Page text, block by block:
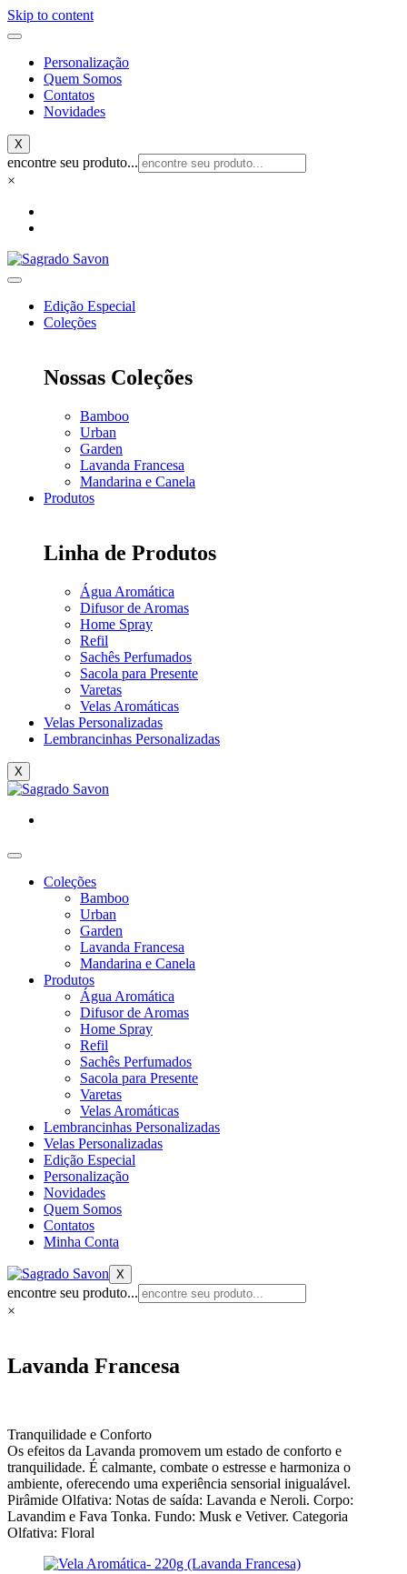
Skip to content
Personalização
Quem Somos
Contatos
Novidades
X
encontre seu produto...
×
Edição Especial
Coleções
Nossas Coleções
Bamboo
Urban
Garden
Lavanda Francesa
Mandarina e Canela
Produtos
Linha de Produtos
Água Aromática
Difusor de Aromas
Home Spray
Refil
Sachês Perfumados
Sacola para Presente
Varetas
Velas Aromáticas
Velas Personalizadas
Lembrancinhas Personalizadas
X
Coleções
Bamboo
Urban
Garden
Lavanda Francesa
Mandarina e Canela
Produtos
Água Aromática
Difusor de Aromas
Home Spray
Refil
Sachês Perfumados
Sacola para Presente
Varetas
Velas Aromáticas
Lembrancinhas Personalizadas
Velas Personalizadas
Edição Especial
Personalização
Novidades
Quem Somos
Contatos
Minha Conta
X
encontre seu produto...
×
Lavanda Francesa
Tranquilidade e Conforto
Os efeitos da Lavanda promovem um estado de conforto e
tranquilidade. É calmante, combate o estresse e harmoniza o
ambiente, oferecendo uma experiência sensorial inigualável.
Pirâmide Olfativa: Notas de saída: Lavanda e Neroli. Corpo:
Lavandim e Fava Tonka. Fundo: Musk e Vetiver. Categoria
Olfativa: Floral